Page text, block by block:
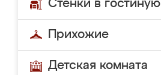
Стенки в гостиную
Прихожие
Детская комната